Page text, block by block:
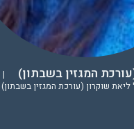
המגזין בשבתון) |
שוקרון (עורכת המגזין בשבתון)